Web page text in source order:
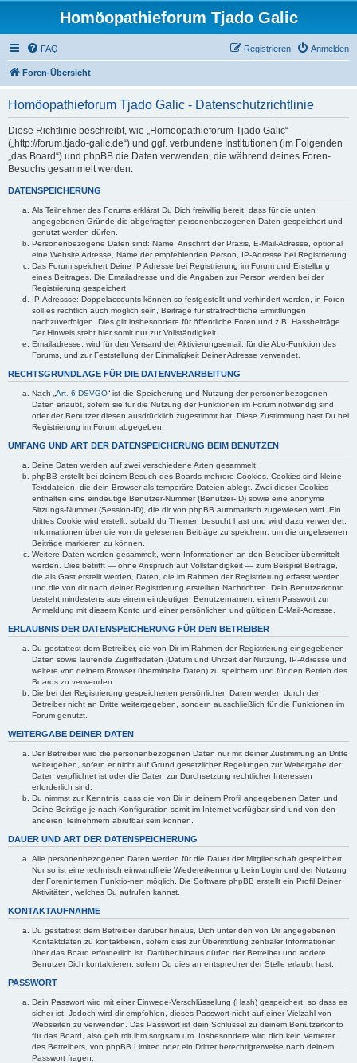
Homöopathieforum Tjado Galic
FAQ Anmelden
Registrieren
Foren-Übersicht
Homöopathieforum Tjado Galic - Datenschutzrichtlinie
Diese Richtlinie beschreibt, wie „Homöopathieforum Tjado Galic“
(„http://forum.tjado-galic.de“) und ggf. verbundene Institutionen (im Folgenden
„das Board“) und phpBB die Daten verwenden, die während deines Foren-
Besuchs gesammelt werden.
DATENSPEICHERUNG
Als Teilnehmer des Forums erklärst Du Dich freiwillig bereit, dass für die unten
angegebenen Gründe die abgefragten personenbezogenen Daten gespeichert und
genutzt werden dürfen.
Personenbezogene Daten sind: Name, Anschrift der Praxis, E-Mail-Adresse, optional
eine Website Adresse, Name der empfehlenden Person, IP-Adresse bei Registrierung.
Das Forum speichert Deine IP Adresse bei Registrierung im Forum und Erstellung
eines Beitrages. Die Emailadresse und die Angaben zur Person werden bei der
Registrierung gespeichert.
IP-Adressse: Doppelaccounts können so festgestellt und verhindert werden, in Foren
soll es rechtlich auch möglich sein, Beiträge für strafrechtliche Ermittlungen
nachzuverfolgen. Dies gilt insbesondere für öffentliche Foren und z.B. Hassbeiträge.
Der Hinweis steht hier somit nur zur Vollständigkeit.
Emailadresse: wird für den Versand der Aktivierungsemail, für die Abo-Funktion des
Forums, und zur Feststellung der Einmaligkeit Deiner Adresse verwendet.
RECHTSGRUNDLAGE FÜR DIE DATENVERARBEITUNG
Nach „ Art. 6 DSVGO“ ist die Speicherung und Nutzung der personenbezogenen
Daten erlaubt, sofern sie für die Nutzung der Funktionen im Forum notwendig sind
oder der Benutzer diesen ausdrücklich zugestimmt hat. Diese Zustimmung hast Du bei
Registrierung im Forum abgegeben.
UMFANG UND ART DER DATENSPEICHERUNG BEIM BENUTZEN
Deine Daten werden auf zwei verschiedene Arten gesammelt:
phpBB erstellt bei deinem Besuch des Boards mehrere Cookies. Cookies sind kleine
Textdateien, die dein Browser als temporäre Dateien ablegt. Zwei dieser Cookies
enthalten eine eindeutige Benutzer-Nummer (Benutzer-ID) sowie eine anonyme
Sitzungs-Nummer (Session-ID), die dir von phpBB automatisch zugewiesen wird. Ein
drittes Cookie wird erstellt, sobald du Themen besucht hast und wird dazu verwendet,
Informationen über die von dir gelesenen Beiträge zu speichern, um die ungelesenen
Beiträge markieren zu können.
Weitere Daten werden gesammelt, wenn Informationen an den Betreiber übermittelt
werden. Dies betrifft — ohne Anspruch auf Vollständigkeit — zum Beispiel Beiträge,
die als Gast erstellt werden, Daten, die im Rahmen der Registrierung erfasst werden
und die von dir nach deiner Registrierung erstellten Nachrichten. Dein Benutzerkonto
besteht mindestens aus einem eindeutigen Benutzernamen, einem Passwort zur
Anmeldung mit diesem Konto und einer persönlichen und gültigen E-Mail-Adresse.
ERLAUBNIS DER DATENSPEICHERUNG FÜR DEN BETREIBER
Du gestattest dem Betreiber, die von Dir im Rahmen der Registrierung eingegebenen
Daten sowie laufende Zugriffsdaten (Datum und Uhrzeit der Nutzung, IP-Adresse und
weitere von deinem Browser übermittelte Daten) zu speichern und für den Betrieb des
Boards zu verwenden.
Die bei der Registrierung gespeicherten persönlichen Daten werden durch den
Betreiber nicht an Dritte weitergegeben, sondern ausschließlich für die Funktionen im
Forum genutzt.
WEITERGABE DEINER DATEN
Der Betreiber wird die personenbezogenen Daten nur mit deiner Zustimmung an Dritte
weitergeben, sofern er nicht auf Grund gesetzlicher Regelungen zur Weitergabe der
Daten verpflichtet ist oder die Daten zur Durchsetzung rechtlicher Interessen
erforderlich sind.
Du nimmst zur Kenntnis, dass die von Dir in deinem Profil angegebenen Daten und
Deine Beiträge je nach Konfiguration somit im Internet verfügbar sind und von den
anderen Teilnehmern abrufbar sein können.
DAUER UND ART DER DATENSPEICHERUNG
Alle personenbezogenen Daten werden für die Dauer der Mitgliedschaft gespeichert.
Nur so ist eine technisch einwandfreie Wiedererkennung beim Login und der Nutzung
der Foreninternen Funktio-nen möglich. Die Software phpBB erstellt ein Profil Deiner
Aktivitäten, welches Du aufrufen kannst.
KONTAKTAUFNAHME
Du gestattest dem Betreiber darüber hinaus, Dich unter den von Dir angegebenen
Kontaktdaten zu kontaktieren, sofern dies zur Übermittlung zentraler Informationen
über das Board erforderlich ist. Darüber hinaus dürfen der Betreiber und andere
Benutzer Dich kontaktieren, sofern Du dies an entsprechender Stelle erlaubt hast.
PASSWORT
Dein Passwort wird mit einer Einwege-Verschlüsselung (Hash) gespeichert, so dass es
sicher ist. Jedoch wird dir empfohlen, dieses Passwort nicht auf einer Vielzahl von
Webseiten zu verwenden. Das Passwort ist dein Schlüssel zu deinem Benutzerkonto
für das Board, also geh mit ihm sorgsam um. Insbesondere wird dich kein Vertreter
des Betreibers, von phpBB Limited oder ein Dritter berechtigterweise nach deinem
Passwort fragen.